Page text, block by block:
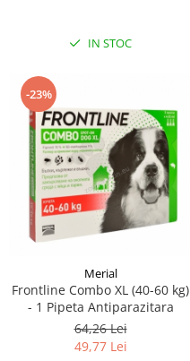
IN STOC
-23%
Merial
Frontline Combo XL (40-60 kg)
- 1 Pipeta Antiparazitara
64,26 Lei
49,77 Lei